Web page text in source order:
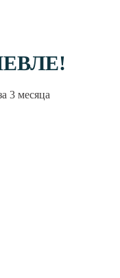
3 месяца